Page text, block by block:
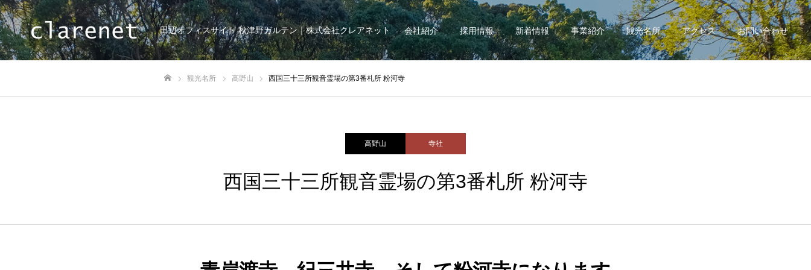
田辺オフィスサイト 秋津野ガルテン｜株式会社クレアネット 会社紹介 採用情報 新着情報 事業紹介 観光名所 アクセス お問い合わせ
観光名所 高野山 西国三十三所観音霊場の第3番札所 粉河寺
高野山 寺社
西国三十三所観音霊場の第3番札所 粉河寺